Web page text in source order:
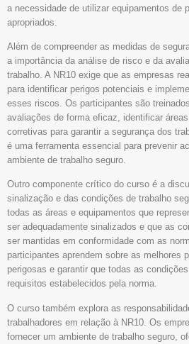
a necessidade de utilizar equipamentos de
apropriados.
Além de compreender as medidas de
a importância da análise de risco e da
trabalho. A NR10 exige que as empresas
para identificar perigos potenciais e
esses riscos. Os participantes são
avaliações de forma eficaz, identificar
corretivas para garantir a segurança dos
é uma ferramenta essencial para prevenir
ambiente de trabalho seguro.
Outro componente crítico do curso é a
sinalização e das condições de trabalho
todas as áreas e equipamentos que
ser adequadamente sinalizados e que as
ser mantidas em conformidade com as
participantes aprendem sobre as melhores
perigosas e garantir que todas as
requisitos estabelecidos pela norma.
O curso também explora as
trabalhadores em relação à NR10. Os
fornecer um ambiente de trabalho seguro,